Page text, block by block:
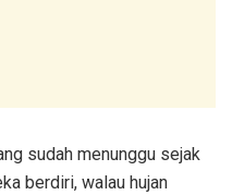
sudah menunggu sejak
berdiri, walau hujan